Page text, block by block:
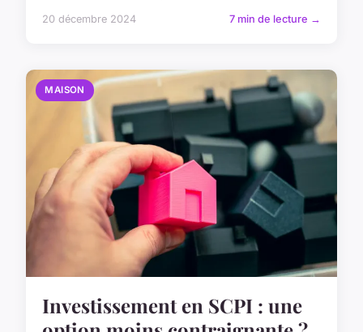
20 décembre 2024 7 min de lecture →
MAISON
Investissement en SCPI : une